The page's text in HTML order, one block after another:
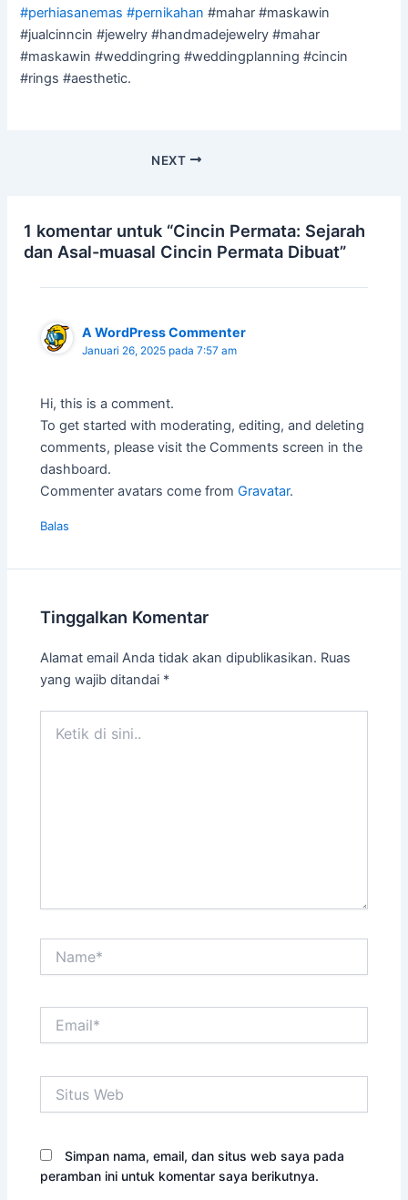
#perhiasanemas #pernikahan #mahar #maskawin
#jualcinncin #jewelry #handmadejewelry #mahar
#maskawin #weddingring #weddingplanning #cincin
#rings #aesthetic.
NEXT
1 komentar untuk “Cincin Permata: Sejarah
dan Asal-muasal Cincin Permata Dibuat”
A WordPress Commenter
Januari 26, 2025 pada 7:57 am
Hi, this is a comment.
To get started with moderating, editing, and deleting
comments, please visit the Comments screen in the
dashboard.
Commenter avatars come fromGravatar.
Balas
Tinggalkan Komentar
Alamat email Anda tidak akan dipublikasikan. Ruas
yang wajib ditandai *
Web
Simpan nama, email, dan situs web saya pada
peramban ini untuk komentar saya berikutnya.